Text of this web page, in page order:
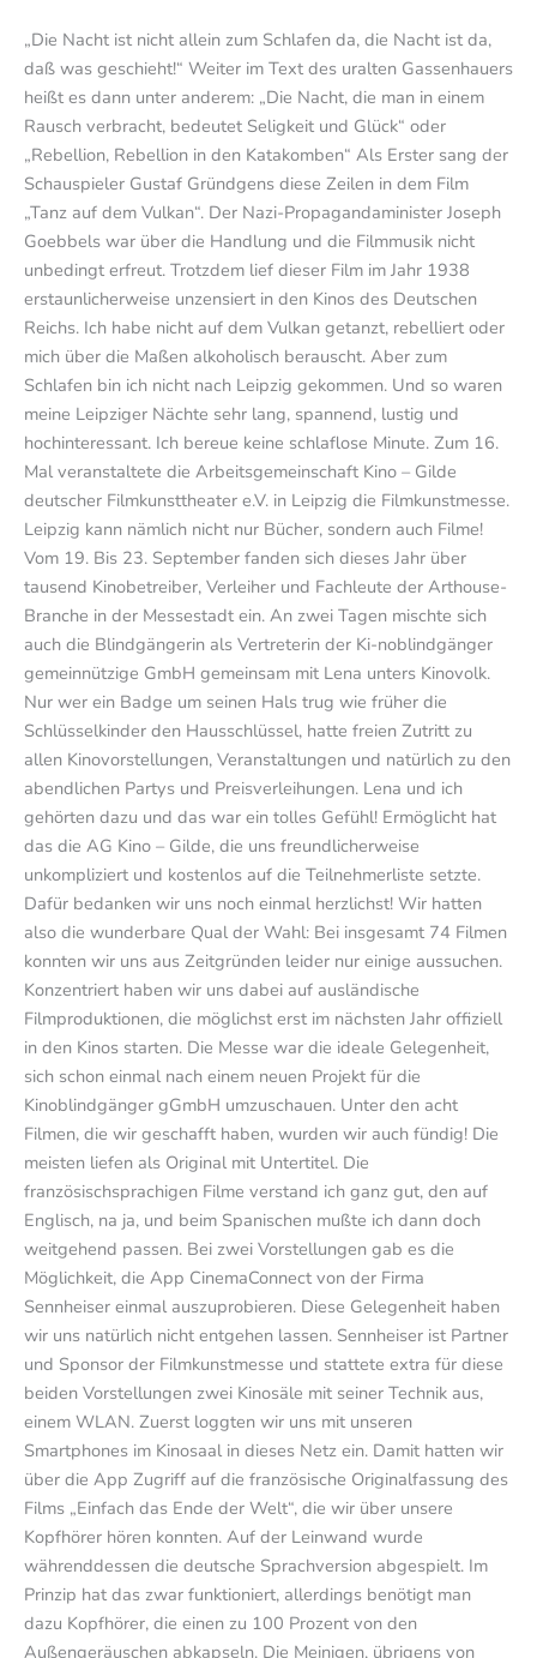
„Die Nacht ist nicht allein zum Schlafen da, die Nacht ist da,
daß was geschieht!“ Weiter im Text des uralten Gassenhauers
heißt es dann unter anderem: „Die Nacht, die man in einem
Rausch verbracht, bedeutet Seligkeit und Glück“ oder
„Rebellion, Rebellion in den Katakomben“ Als Erster sang der
Schauspieler Gustaf Gründgens diese Zeilen in dem Film
„Tanz auf dem Vulkan“. Der Nazi-Propagandaminister Joseph
Goebbels war über die Handlung und die Filmmusik nicht
unbedingt erfreut. Trotzdem lief dieser Film im Jahr 1938
erstaunlicherweise unzensiert in den Kinos des Deutschen
Reichs. Ich habe nicht auf dem Vulkan getanzt, rebelliert oder
mich über die Maßen alkoholisch berauscht. Aber zum
Schlafen bin ich nicht nach Leipzig gekommen. Und so waren
meine Leipziger Nächte sehr lang, spannend, lustig und
hochinteressant. Ich bereue keine schlaflose Minute. Zum 16.
Mal veranstaltete die Arbeitsgemeinschaft Kino – Gilde
deutscher Filmkunsttheater e.V. in Leipzig die Filmkunstmesse.
Leipzig kann nämlich nicht nur Bücher, sondern auch Filme!
Vom 19. Bis 23. September fanden sich dieses Jahr über
tausend Kinobetreiber, Verleiher und Fachleute der Arthouse-
Branche in der Messestadt ein. An zwei Tagen mischte sich
auch die Blindgängerin als Vertreterin der Ki-noblindgänger
gemeinnützige GmbH gemeinsam mit Lena unters Kinovolk.
Nur wer ein Badge um seinen Hals trug wie früher die
Schlüsselkinder den Hausschlüssel, hatte freien Zutritt zu
allen Kinovorstellungen, Veranstaltungen und natürlich zu den
abendlichen Partys und Preisverleihungen. Lena und ich
gehörten dazu und das war ein tolles Gefühl! Ermöglicht hat
das die AG Kino – Gilde, die uns freundlicherweise
unkompliziert und kostenlos auf die Teilnehmerliste setzte.
Dafür bedanken wir uns noch einmal herzlichst! Wir hatten
also die wunderbare Qual der Wahl: Bei insgesamt 74 Filmen
konnten wir uns aus Zeitgründen leider nur einige aussuchen.
Konzentriert haben wir uns dabei auf ausländische
Filmproduktionen, die möglichst erst im nächsten Jahr offiziell
in den Kinos starten. Die Messe war die ideale Gelegenheit,
sich schon einmal nach einem neuen Projekt für die
Kinoblindgänger gGmbH umzuschauen. Unter den acht
Filmen, die wir geschafft haben, wurden wir auch fündig! Die
meisten liefen als Original mit Untertitel. Die
französischsprachigen Filme verstand ich ganz gut, den auf
Englisch, na ja, und beim Spanischen mußte ich dann doch
weitgehend passen. Bei zwei Vorstellungen gab es die
Möglichkeit, die App CinemaConnect von der Firma
Sennheiser einmal auszuprobieren. Diese Gelegenheit haben
wir uns natürlich nicht entgehen lassen. Sennheiser ist Partner
und Sponsor der Filmkunstmesse und stattete extra für diese
beiden Vorstellungen zwei Kinosäle mit seiner Technik aus,
einem WLAN. Zuerst loggten wir uns mit unseren
Smartphones im Kinosaal in dieses Netz ein. Damit hatten wir
über die App Zugriff auf die französische Originalfassung des
Films „Einfach das Ende der Welt“, die wir über unsere
Kopfhörer hören konnten. Auf der Leinwand wurde
währenddessen die deutsche Sprachversion abgespielt. Im
Prinzip hat das zwar funktioniert, allerdings benötigt man
dazu Kopfhörer, die einen zu 100 Prozent von den
Außengeräuschen abkapseln. Die Meinigen, übrigens von